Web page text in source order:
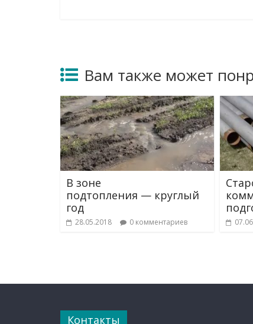
Вам также может
В зоне
подтопления — круглый
год
28.05.2018 0 комментариев
Контакты